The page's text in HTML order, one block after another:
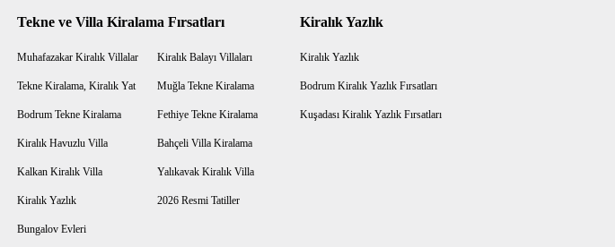
Tekne ve Villa Kiralama Fırsatları
Muhafazakar Kiralık Villalar Kiralık Balayı Villaları
Tekne Kiralama, Kiralık Yat Muğla Tekne Kiralama
Bodrum Tekne Kiralama Fethiye Tekne Kiralama
Kiralık Havuzlu Villa Bahçeli Villa Kiralama
Kalkan Kiralık Villa Yalıkavak Kiralık Villa
Kiralık Yazlık 2026 Resmi Tatiller
Bungalov Evleri
Kiralık Yazlık
Kiralık Yazlık
Bodrum Kiralık Yazlık Fırsatları
Kuşadası Kiralık Yazlık Fırsatları